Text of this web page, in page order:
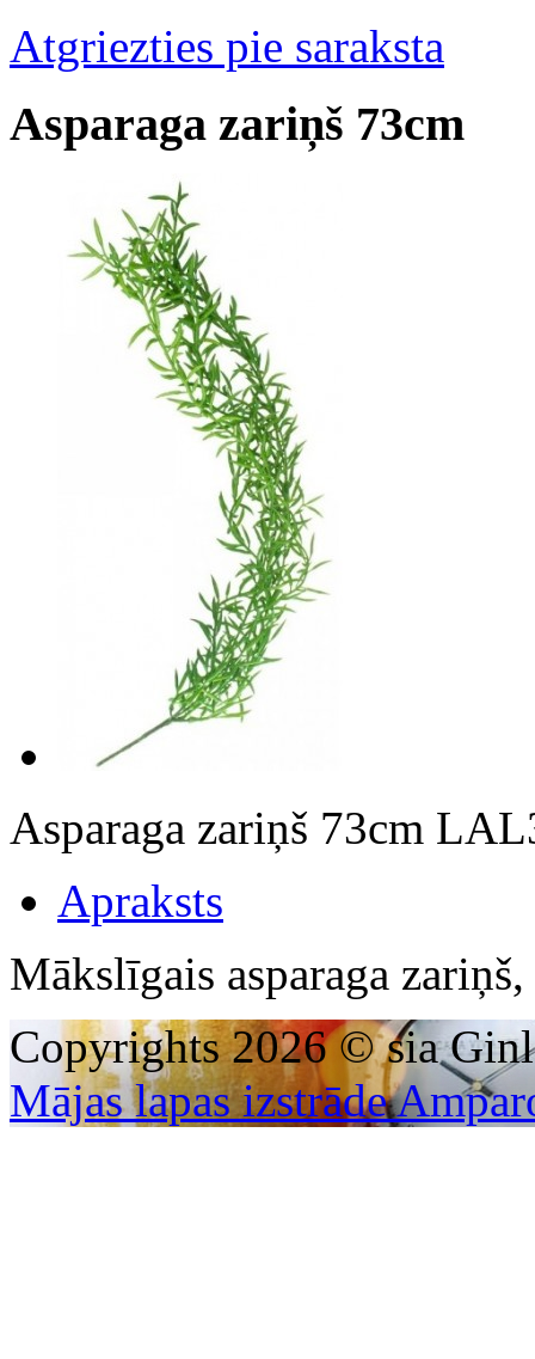
Atgriezties pie saraksta
Asparaga zariņš 73cm
Asparaga zariņš 73cm
Apraksts
Mākslīgais asparaga
Copyrights 2026 © sia
Mājas lapas izstrāde